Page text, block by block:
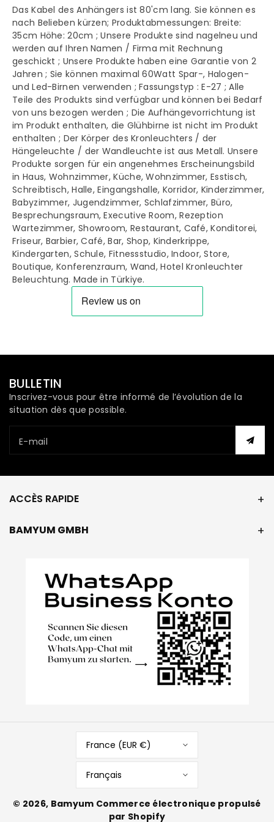
Holz
Holz
Das Kabel des Anhängers ist 80'cm lang. Sie können es
nach Belieben kürzen; Produktabmessungen: Breite:
35cm Höhe: 20cm ; Unsere Produkte sind nagelneu und
werden auf Ihren Namen / Firma mit Rechnung
geschickt ; Unsere Produkte haben eine Garantie von 2
Jahren ; Sie können maximal 60Watt Spar-, Halogen-
und Led-Birnen verwenden ; Fassungstyp : E-27 ; Alle
Teile des Produkts sind verfügbar und können bei Bedarf
von uns bezogen werden ; Die Aufhängevorrichtung ist
im Produkt enthalten, die Glühbirne ist nicht im Produkt
enthalten ; Der Körper des Kronleuchters / der
Hängeleuchte / der Wandleuchte ist aus Metall. Unsere
Produkte sorgen für ein angenehmes Erscheinungsbild
in Haus, Wohnzimmer, Küche, Wohnzimmer, Esstisch,
Schreibtisch, Halle, Eingangshalle, Korridor, Kinderzimmer,
Babyzimmer, Jugendzimmer, Schlafzimmer, Büro,
Besprechungsraum, Executive Room, Rezeption
Wartezimmer, Showroom, Restaurant, Café, Konditorei,
Friseur, Barbier, Café, Bar, Shop, Kinderkrippe,
Kindergarten, Schule, Fitnessstudio, Indoor, Store,
Boutique, Konferenzraum, Wand, Hotel Kronleuchter
Beleuchtung. Made in Türkiye.
BULLETIN
Inscrivez-vous pour être informé de l’évolution de la
situation dès que possible.
E-mail
ACCÈS RAPIDE
BAMYUM GMBH
France (EUR €)
Français
© 2026, Bamyum Commerce électronique propulsé
par Shopify